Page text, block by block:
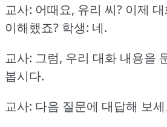
교사: 어때요, 유리 씨? 이제
이해했죠? 학생: 네.
교사: 그럼, 우리 대화 내용을
봅시다.
교사: 다음 질문에 대답해 보